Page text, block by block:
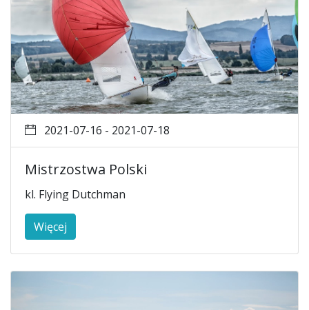
2021-07-16 - 2021-07-18
Mistrzostwa Polski
kl. Flying Dutchman
Więcej